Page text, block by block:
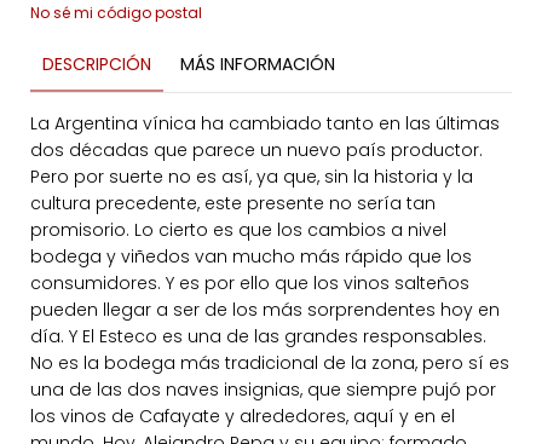
No sé mi código postal
DESCRIPCIÓN MÁS INFORMACIÓN
La Argentina vínica ha cambiado tanto en las últimas
dos décadas que parece un nuevo país productor.
Pero por suerte no es así, ya que, sin la historia y la
cultura precedente, este presente no sería tan
promisorio. Lo cierto es que los cambios a nivel
bodega y viñedos van mucho más rápido que los
consumidores. Y es por ello que los vinos salteños
pueden llegar a ser de los más sorprendentes hoy en
día. Y El Esteco es una de las grandes responsables.
No es la bodega más tradicional de la zona, pero sí es
una de las dos naves insignias, que siempre pujó por
los vinos de Cafayate y alrededores, aquí y en el